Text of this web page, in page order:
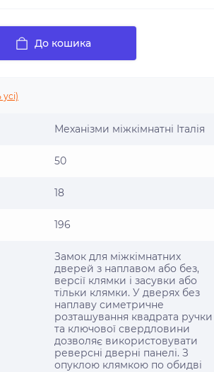
До кошика
Механізми міжкімнатні Італія
50
18
196
Замок для міжкімнатних
дверей з наплавом або без,
версії клямки і засувки або
тільки клямки. У дверях без
наплаву симетричне
розташування квадрата ручки
та ключової свердловини
дозволяє використовувати
реверсні дверні панелі. З
опуклою клямкою по обидві